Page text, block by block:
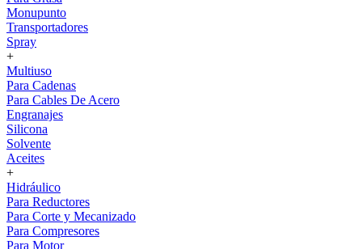
Monupunto
Transportadores
Spray
+
Multiuso
Para Cadenas
Para Cables De Acero
Engranajes
Silicona
Solvente
Aceites
+
Hidráulico
Para Reductores
Para Corte y Mecanizado
Para Compresores
Para Motor